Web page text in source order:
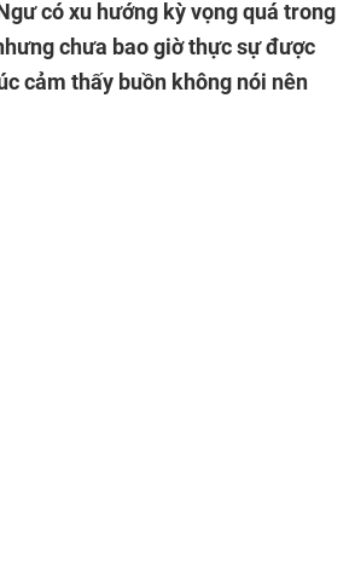
có xu hướng kỳ vọng quá trong
chưa bao giờ thực sự được
cảm thấy buồn không nói nên